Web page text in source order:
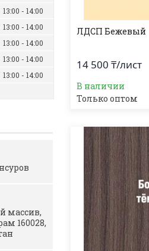
ЛДСП Бежевый
14 500 ₸/лист
В наличии
Только оптом
13:00
14:00
13:00
14:00
13:00
14:00
13:00
14:00
13:00
14:00
массив,
160028,